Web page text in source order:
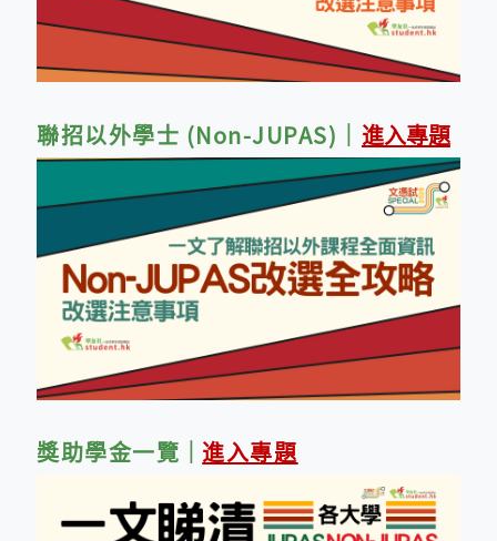
聯招以外學士 (Non-JUPAS) 進入專題
獎助學金一覽 進入專題